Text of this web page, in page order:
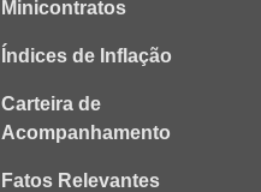
Minicontratos
Índices de Inflação
Carteira de
Acompanhamento
Fatos Relevantes